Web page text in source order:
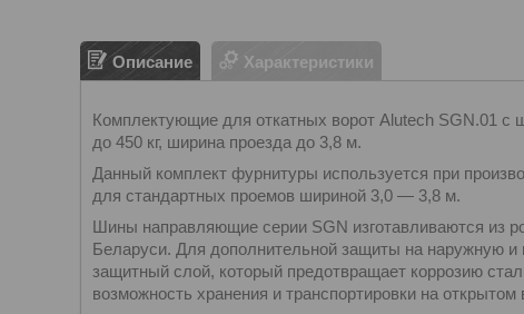
Описание Характеристики
Комплектующие для откатных ворот Alutech SGN.01
до 450 кг, ширина проезда до 3,8 м.
Данный комплект фурнитуры используется при
для стандартных проемов шириной 3,0 ― 3,8 м.
Шины направляющие серии SGN изготавливаются из
Беларуси. Для дополнительной защиты на наружную и
защитный слой, который предотвращает коррозию
возможность хранения и транспортировки на открытом